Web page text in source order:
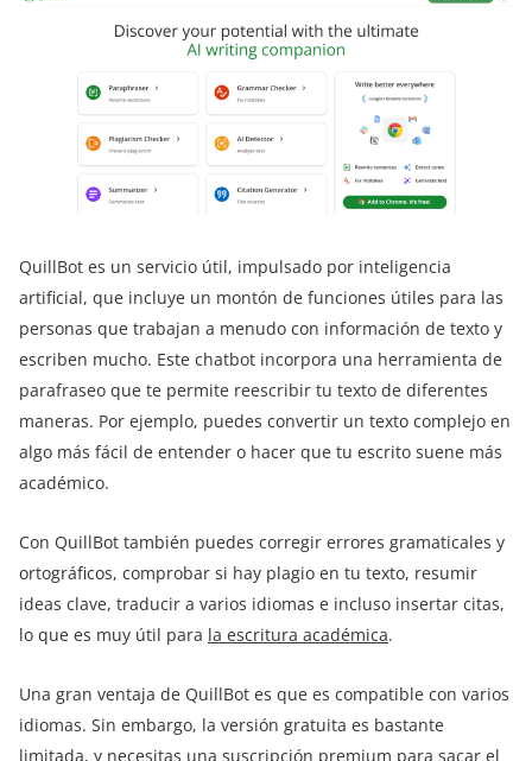
QuillBot es un servicio útil, impulsado por inteligencia
artificial, que incluye un montón de funciones útiles para las
personas que trabajan a menudo con información de texto y
escriben mucho. Este chatbot incorpora una herramienta de
parafraseo que te permite reescribir tu texto de diferentes
maneras. Por ejemplo, puedes convertir un texto complejo en
algo más fácil de entender o hacer que tu escrito suene más
académico.
Con QuillBot también puedes corregir errores gramaticales y
ortográficos, comprobar si hay plagio en tu texto, resumir
ideas clave, traducir a varios idiomas e incluso insertar citas,
lo que es muy útil para la escritura académica.
Una gran ventaja de QuillBot es que es compatible con varios
idiomas. Sin embargo, la versión gratuita es bastante
limitada, y necesitas una suscripción premium para sacar el